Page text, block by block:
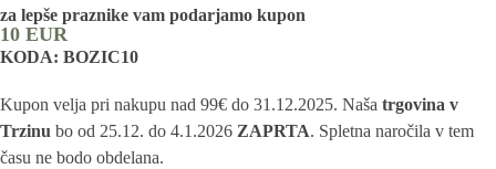
za lepše praznike vam podarjamo kupon
10 EUR
KODA: BOZIC10
Kupon velja pri nakupu nad 99€ do 31.12.2025. Naša trgovina v
Trzinu bo od 25.12. do 4.1.2026 ZAPRTA. Spletna naročila v tem
času ne bodo obdelana.